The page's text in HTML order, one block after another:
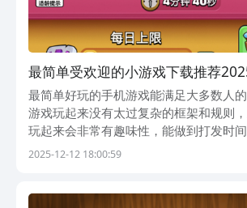
最简单受欢迎的小游戏下载推荐
单好玩的手机游戏
最简单好玩的手机游戏能满足大多数人
游戏玩起来没有太过复杂的框架和规则
玩起来会非常有趣味性，能做到打发时
重目标。接下来小编就为大家带来几款又
2025-12-12 18:00:59